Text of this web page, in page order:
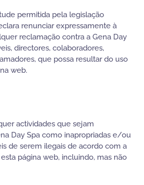
permitida pela legislação
renunciar expressamente à
reclamação contra a Gena Day
directores, colaboradores,
que possa resultar do uso
web.
actividades que sejam
Day Spa como inapropriadas e/ou
de serem ilegais de acordo com a
página web, incluindo, mas não